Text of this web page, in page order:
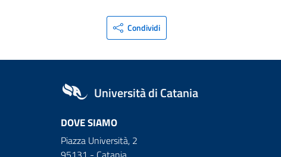
Condividi
Università di Catania
DOVE SIAMO
Piazza Università, 2